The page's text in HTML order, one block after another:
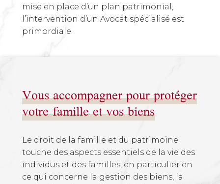
mise en place d’un plan patrimonial,
l’intervention d’un Avocat spécialisé est
primordiale.
Vous accompagner pour protéger
votre famille et vos biens
Le droit de la famille et du patrimoine
touche des aspects essentiels de la vie des
individus et des familles, en particulier en
ce qui concerne la gestion des biens, la